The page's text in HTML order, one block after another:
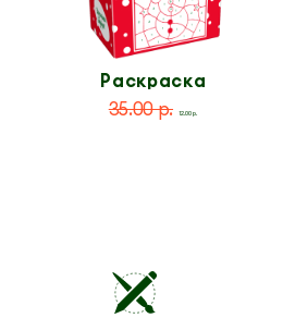
Раскраска
по номерам
35.00 р. 12.00 р.